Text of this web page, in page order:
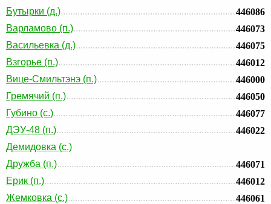
Бутырки (д.)
446086
Варламово (п.)
446073
Васильевка (д.)
446075
Взгорье (п.)
446012
Вице-Смильтэнэ (п.)
446000
Гремячий (п.)
446050
Губино (с.)
446077
ДЭУ-48 (п.)
446022
Демидовка (с.)
Дружба (п.)
446071
Ерик (п.)
446012
Жемковка (с.)
446061